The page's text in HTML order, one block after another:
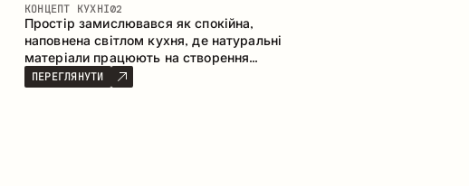
КОНЦЕПТ КУХНІ02
Простір замислювався як спокійна,
наповнена світлом кухня, де натуральні
матеріали працюють на створення
відчуття тепла, рівноваги та візуальної
легкості. Безпрограшне поєднання
ПЕРЕГЛЯНУТИ